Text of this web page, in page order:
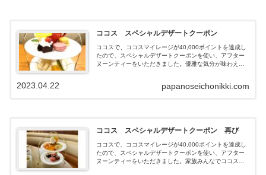
ココス スペシャルデザートクーポン
ココスで、ココスマイレージが40,000ポイントを達成し
たので、スペシャルデザートクーポンを使い、アフター
ヌーンティーをいただきました。優雅な気分が味わえた
papanoseichonikki.com
2023.04.22
ココス スペシャルデザートクーポン 再び
ココスで、ココスマイレージが40,000ポイントを達成し
たので、スペシャルデザートクーポンを使い、アフター
ヌーンティーをいただきました。家族みんなでココスを